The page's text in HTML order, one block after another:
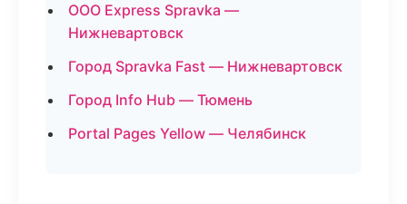
ООО Express Spravka —
Нижневартовск
Город Spravka Fast — Нижневартовск
Город Info Hub — Тюмень
Portal Pages Yellow — Челябинск